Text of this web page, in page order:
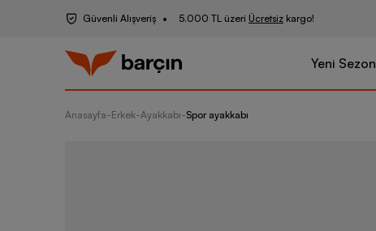
Güvenli Alışveriş 5.000 TL üzeri Ücretsiz kargo!
Yeni Sezon
Anasayfa-Erkek-Ayakkabı-Spor ayakkabı